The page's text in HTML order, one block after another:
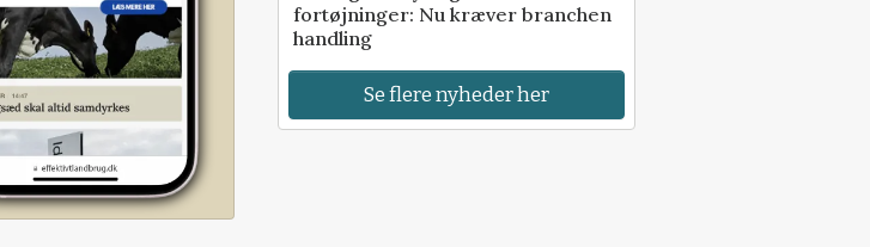
fortøjninger: Nu kræver branchen
handling
Se flere nyheder her